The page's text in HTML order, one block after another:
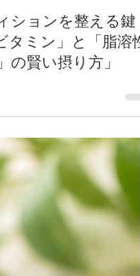
読了時間: 0分
ションを整える鍵
タミン」と「脂溶性
の賢い摂り方」